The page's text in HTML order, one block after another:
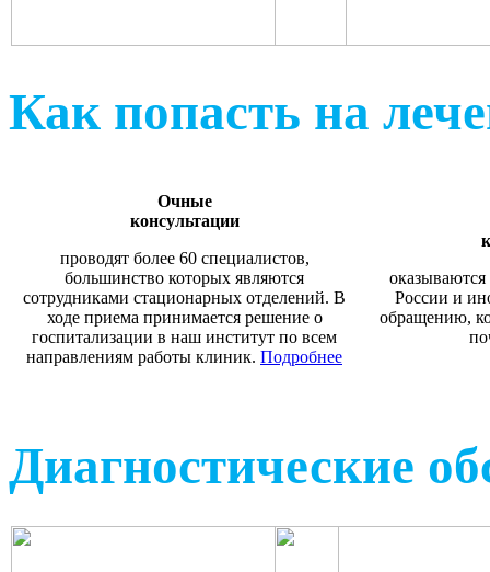
Как попасть на
Очные
консультации
проводят более 60 специалистов,
большинство которых являются
сотрудниками стационарных отделений. В
ходе приема принимается решение о
госпитализации в наш институт по всем
направлениям работы клиник. Подробнее
России и
обращению,
Диагностические